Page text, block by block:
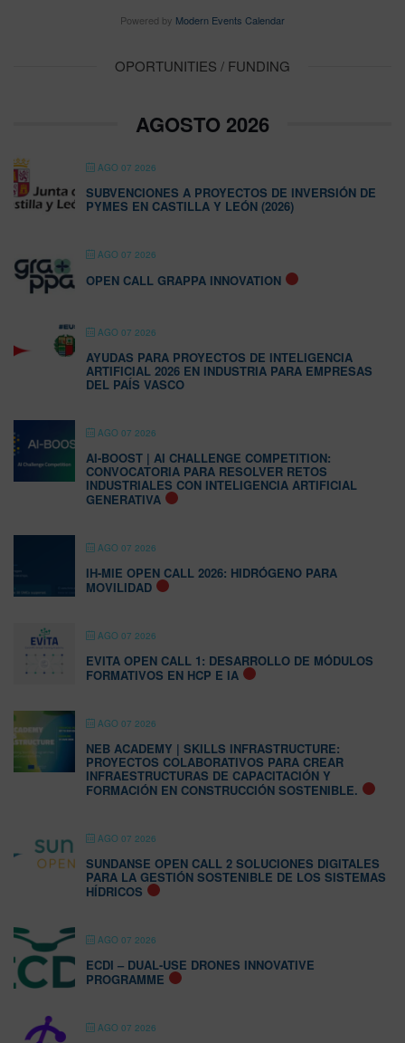
Powered by Modern Events Calendar
OPORTUNITIES / FUNDING
AGOSTO 2026
AGO 07 2026
SUBVENCIONES A PROYECTOS DE INVERSIÓN DE
PYMES EN CASTILLA Y LEÓN (2026)
AGO 07 2026
OPEN CALL GRAPPA INNOVATION
AGO 07 2026
AYUDAS PARA PROYECTOS DE INTELIGENCIA
ARTIFICIAL 2026 EN INDUSTRIA PARA EMPRESAS
DEL PAÍS VASCO
AGO 07 2026
AI-BOOST | AI CHALLENGE COMPETITION:
CONVOCATORIA PARA RESOLVER RETOS
INDUSTRIALES CON INTELIGENCIA ARTIFICIAL
GENERATIVA
AGO 07 2026
IH-MIE OPEN CALL 2026: HIDRÓGENO PARA
MOVILIDAD
AGO 07 2026
EVITA OPEN CALL 1: DESARROLLO DE MÓDULOS
FORMATIVOS EN HCP E IA
AGO 07 2026
NEB ACADEMY | SKILLS INFRASTRUCTURE:
PROYECTOS COLABORATIVOS PARA CREAR
INFRAESTRUCTURAS DE CAPACITACIÓN Y
FORMACIÓN EN CONSTRUCCIÓN SOSTENIBLE.
AGO 07 2026
SUNDANSE OPEN CALL 2 SOLUCIONES DIGITALES
PARA LA GESTIÓN SOSTENIBLE DE LOS SISTEMAS
HÍDRICOS
AGO 07 2026
ECDI – DUAL-USE DRONES INNOVATIVE
PROGRAMME
AGO 07 2026